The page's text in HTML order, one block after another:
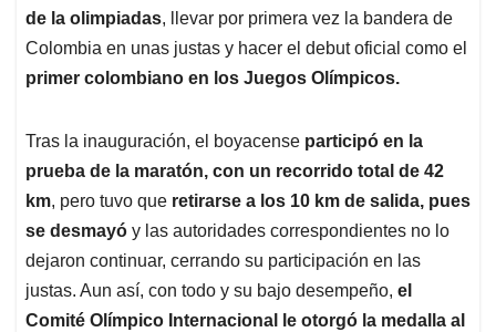
de la olimpiadas, llevar por primera vez la bandera de
Colombia en unas justas y hacer el debut oficial como el
primer colombiano en los Juegos Olímpicos.
Tras la inauguración, el boyacense participó en la
prueba de la maratón, con un recorrido total de 42
km, pero tuvo que retirarse a los 10 km de salida, pues
se desmayó y las autoridades correspondientes no lo
dejaron continuar, cerrando su participación en las
justas. Aun así, con todo y su bajo desempeño, el
Comité Olímpico Internacional le otorgó la medalla al